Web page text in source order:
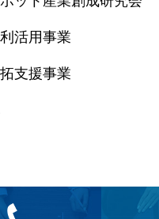
活用事業
支援事業